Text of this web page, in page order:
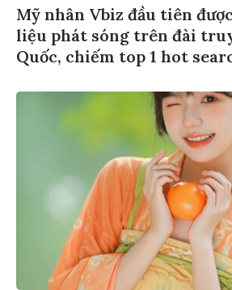
Mỹ nhân Vbiz đầu tiên
liệu phát sóng trên đài
Quốc, chiếm top 1 hot